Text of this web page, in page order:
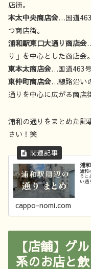
店街。
本太中央商店会…国道
つ商店街。
浦和駅東口大通り商店会
り」を中心とした商店会。
東本太商店会…国道463
東仲町商店会…線路沿い
通りを中心に広がる商店
浦和の通りをまとめた記
さい！笑
浦
浦和
うこ
い通
cappo-nomi.com
【店舗】グ
系のお店と